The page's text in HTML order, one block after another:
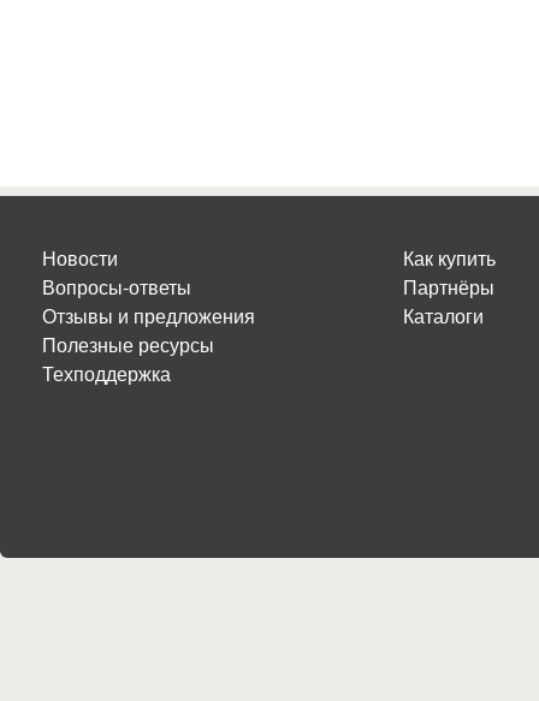
Новости
Вопросы-ответы
Отзывы и предложения
Полезные ресурсы
Техподдержка
Как купить
Партнёры
Каталоги